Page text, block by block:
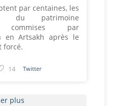
par centaines, les
du patrimoine
commises par
en Artsakh après le
forcé.
14 Twitter
plus